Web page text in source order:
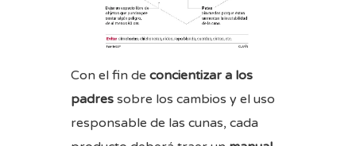
Con el fin de concientizar a los
padres sobre los cambios y el uso
responsable de las cunas, cada